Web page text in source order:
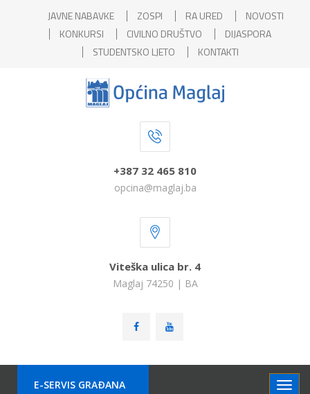
JAVNE NABAVKE ZOSPI RA URED
NOVOSTI
KONKURSI
CIVILNO DRUŠTVO
DIJASPORA
STUDENTSKO LJETO
KONTAKTI
+387 32 465 810
opcina@maglaj.ba
Viteška ulica br. 4
Maglaj 74250 | BA
E-SERVIS GRAÐANA